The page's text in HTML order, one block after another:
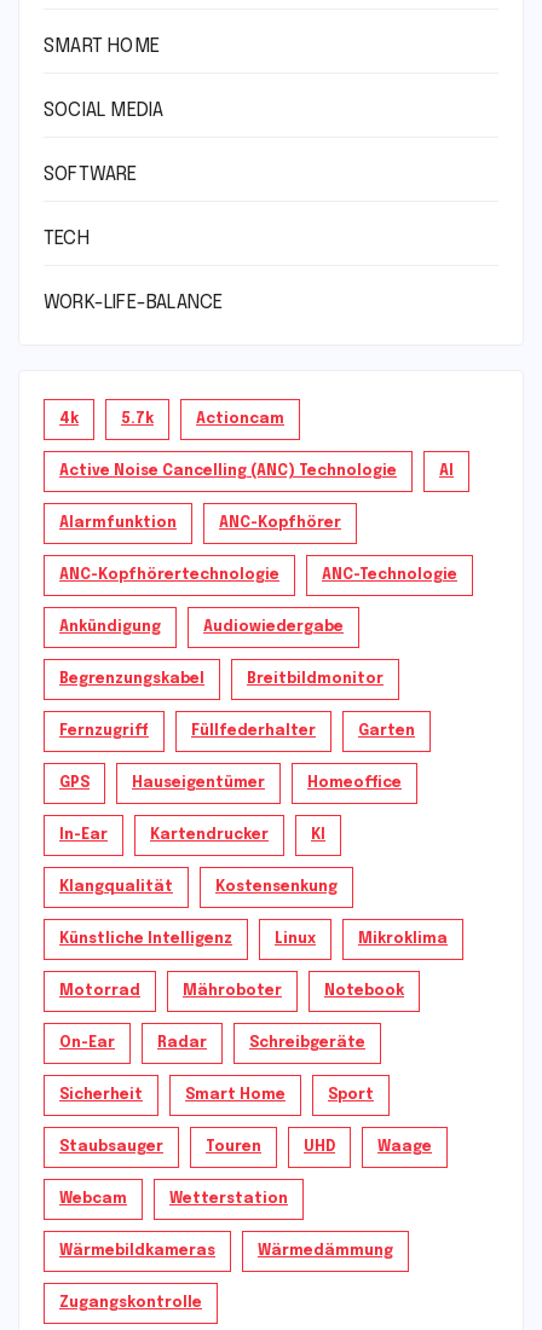
SMART HOME
SOCIAL MEDIA
SOFTWARE
TECH
WORK-LIFE-BALANCE
4k 5.7k Actioncam
Active Noise Cancelling (ANC) Technologie AI
Alarmfunktion ANC-Kopfhörer
ANC-Kopfhörertechnologie ANC-Technologie
Ankündigung Audiowiedergabe
Begrenzungskabel Breitbildmonitor
Fernzugriff Füllfederhalter Garten
GPS Hauseigentümer Homeoffice
In-Ear Kartendrucker KI
Klangqualität Kostensenkung
Künstliche Intelligenz Linux Mikroklima
Motorrad Mähroboter Notebook
On-Ear Radar Schreibgeräte
Sicherheit Smart Home Sport
Staubsauger Touren UHD Waage
Webcam Wetterstation
Wärmebildkameras Wärmedämmung
Zugangskontrolle